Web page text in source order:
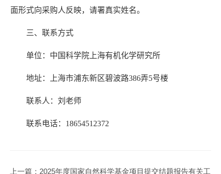
面形式向采购人反映，请署真实姓名。
三、联系方式
单位：中国科学院上海有机化学研究所
地址：上海市浦东新区碧波路386弄5号楼
联系人： 刘 老师
联系电话： 18654512372
上一篇： 2025年度国家自然科学基金项目提交结题报告有关工